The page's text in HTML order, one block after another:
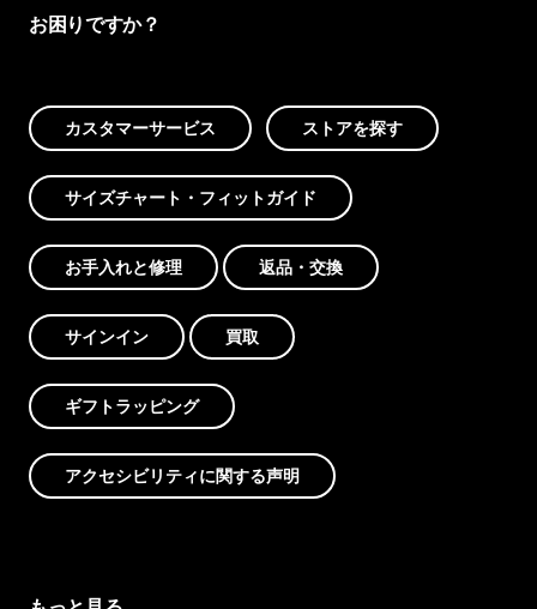
お困りですか？
カスタマーサービス ストアを探す
サイズチャート・フィットガイド
お手入れと修理 返品・交換
サインイン 買取
ギフトラッピング
アクセシビリティに関する声明